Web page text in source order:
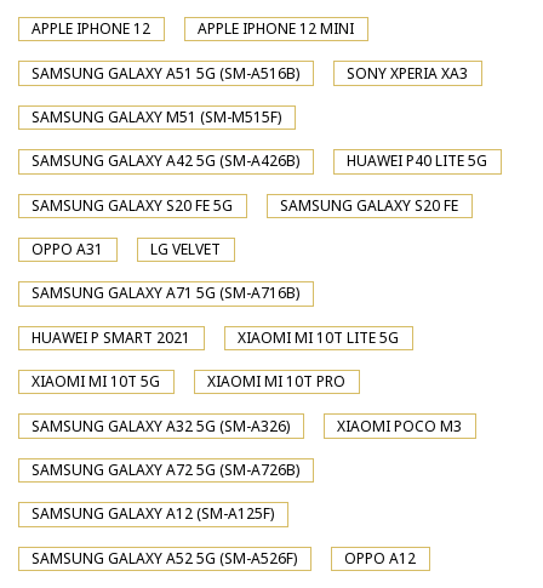
APPLE IPHONE 12 APPLE IPHONE 12 MINI
SAMSUNG GALAXY A51 5G (SM-A516B) SONY XPERIA XA3
SAMSUNG GALAXY M51 (SM-M515F)
SAMSUNG GALAXY A42 5G (SM-A426B) HUAWEI P40 LITE 5G
SAMSUNG GALAXY S20 FE 5G SAMSUNG GALAXY S20 FE
OPPO A31 LG VELVET
SAMSUNG GALAXY A71 5G (SM-A716B)
HUAWEI P SMART 2021 XIAOMI MI 10T LITE 5G
XIAOMI MI 10T 5G XIAOMI MI 10T PRO
SAMSUNG GALAXY A32 5G (SM-A326) XIAOMI POCO M3
SAMSUNG GALAXY A72 5G (SM-A726B)
SAMSUNG GALAXY A12 (SM-A125F)
SAMSUNG GALAXY A52 5G (SM-A526F) OPPO A12